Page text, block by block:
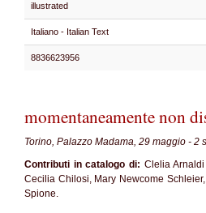
illustrated
Italiano - Italian Text
8836623956
momentaneamente non
Torino, Palazzo Madama, 29 maggio - 2
Contributi in catalogo di: Clelia
Cecilia Chilosi, Mary Newcome
Spione.